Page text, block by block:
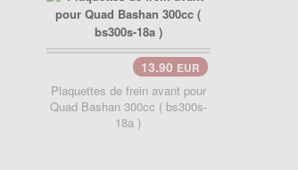
13.90 EUR
Plaquettes de frein avant pour
Quad Bashan 300cc ( bs300s-
18a )